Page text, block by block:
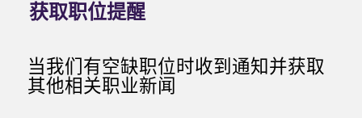
获取职位提醒
当我们有空缺职位时收到通知并获取
其他相关职业新闻